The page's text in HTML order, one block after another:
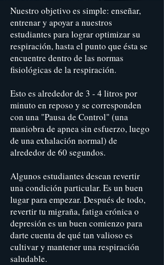
Nuestro objetivo es simple: enseñar,
entrenar y apoyar a nuestros
estudiantes para lograr optimizar su
respiración, hasta el punto que ésta se
encuentre dentro de las normas
fisiológicas de la respiración.
Esto es alrededor de 3 - 4 litros por
minuto en reposo y se corresponden
con una "Pausa de Control" (una
maniobra de apnea sin esfuerzo, luego
de una exhalación normal) de
alrededor de 60 segundos.
Algunos estudiantes desean revertir
una condición particular. Es un buen
lugar para empezar. Después de todo,
revertir tu migraña, fatiga crónica o
depresión es un buen comienzo para
darte cuenta de qué tan valioso es
cultivar y mantener una respiración
saludable.